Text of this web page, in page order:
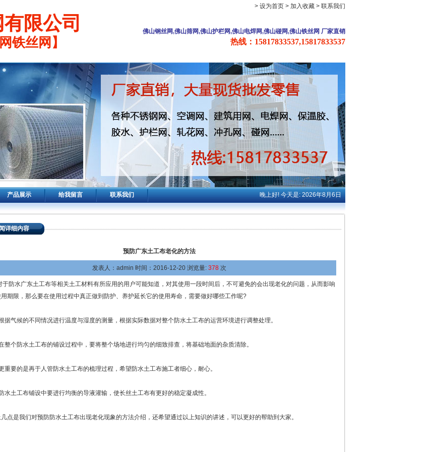
> 设为首页 > 加入收藏 > 联系我们
限公司
铁丝网】
佛山钢丝网,佛山筛网,佛山护栏网,佛山电焊网,佛山碰网,佛山铁丝网 厂家直销
热线：15817833537,15817833537
产品展示 给我留言 联系我们 晚上好! 今天是: 2026年8月6日
详细内容
预防广东土工布老化的方法
发表人：admin 时间：2016-12-20 浏览量: 378 次
水广东土工布等相关土工材料有所应用的用户可能知道，对其使用一段时间后，不可避免的会出现老化的问题，从而影响
期限，那么要在使用过程中真正做到防护、养护延长它的使用寿命，需要做好哪些工作呢?
据气候的不同情况进行温度与湿度的测量，根据实际数据对整个防水土工布的运营环境进行调整处理。
整个防水土工布的铺设过程中，要将整个场地进行均匀的细致排查，将基础地面的杂质清除。
重要的是再于人管防水土工布的梳理过程，希望防水土工布施工者细心，耐心。
水土工布铺设中要进行均衡的导液灌输，使长丝土工布有更好的稳定凝成性。
点是我们对预防防水土工布出现老化现象的方法介绍，还希望通过以上知识的讲述，可以更好的帮助到大家。